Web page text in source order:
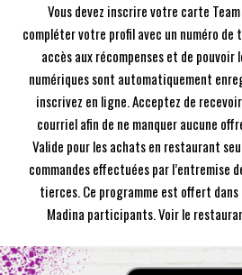
Vous devez inscrire votre carte
compléter votre profil avec un numéro de
accès aux récompenses et de pouvoir
numériques sont automatiquement
inscrivez en ligne. Acceptez de
courriel afin de ne manquer aucune
Valide pour les achats en restaurant
commandes effectuées par l’entremise
tierces. Ce programme est offert
Madina participants. Voir le